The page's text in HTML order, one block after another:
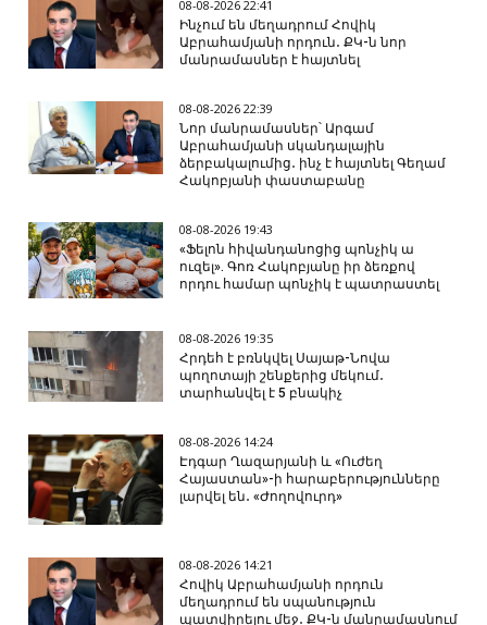
08-08-2026 22:41
Ինչում են մեղադրում Հովիկ
Աբրահամյանի որդուն․ ՔԿ-ն նոր
մանրամասներ է հայտնել
08-08-2026 22:39
Նոր մանրամասներ՝ Արգամ
Աբրահամյանի սկանդալային
ձերբակալումից․ ինչ է հայտնել Գեղամ
Հակոբյանի փաստաբանը
08-08-2026 19:43
«Ֆելոն հիվանդանոցից պոնչիկ ա
ուզել». Գոռ Հակոբյանը իր ձեռքով
որդու համար պոնչիկ է պատրաստել
08-08-2026 19:35
Հրդեհ է բռնկվել Սայաթ-Նովա
պողոտայի շենքերից մեկում․
տարհանվել է 5 բնակիչ
08-08-2026 14:24
Էդգար Ղազարյանի և «Ուժեղ
Հայաստան»-ի հարաբերությունները
լարվել են․ «Ժողովուրդ»
08-08-2026 14:21
Հովիկ Աբրահամյանի որդուն
մեղադրում են սպանություն
պատվիրելու մեջ․ ՔԿ-ն մանրամասնում